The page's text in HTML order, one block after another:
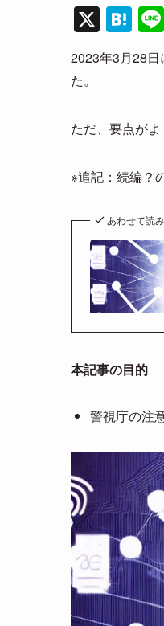
X H
at
e
a
2023年3月28日
た。
ただ、要点が
※追記：続編？
あわせて読
本記事の目的
警視庁の注